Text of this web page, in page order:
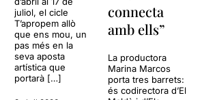
juliol, el cicle
T’apropem allò
que ens mou, un
pas més en la
seva aposta
artística que
portarà […]
connecta
amb ells”
La productora
Marina Marcos
porta tres barrets:
és codirectora d’El